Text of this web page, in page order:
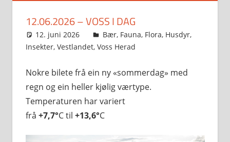
12.06.2026 – VOSS I DAG
12. juni 2026 Svein
Bær, Fauna, Flora, Husdyr,
Insekter, Vestlandet, Voss Herad
Nokre bilete frå ein ny «sommerdag» med
regn og ein heller kjølig værtype.
Temperaturen har variert
frå +7,7°C til +13,6°C